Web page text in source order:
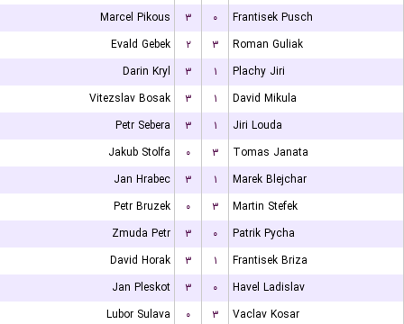
Marcel Pikous
۳ ۰
Frantisek Pusch
Evald Gebek
۲ ۳
Roman Guliak
Darin Kryl
۳ ۱
Plachy Jiri
Vitezslav Bosak
۳ ۱
David Mikula
Petr Sebera
۳ ۱
Jiri Louda
Jakub Stolfa
۰ ۳
Tomas Janata
Jan Hrabec
۳ ۱
Marek Blejchar
Petr Bruzek
۰ ۳
Martin Stefek
Zmuda Petr
۳ ۰
Patrik Pycha
David Horak
۳ ۱
Frantisek Briza
Jan Pleskot
۳ ۰
Havel Ladislav
Lubor Sulava
۰ ۳
Vaclav Kosar